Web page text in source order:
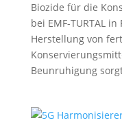
Biozide für die
bei EMF-TURTAL
Herstellung von
Beunruhigung